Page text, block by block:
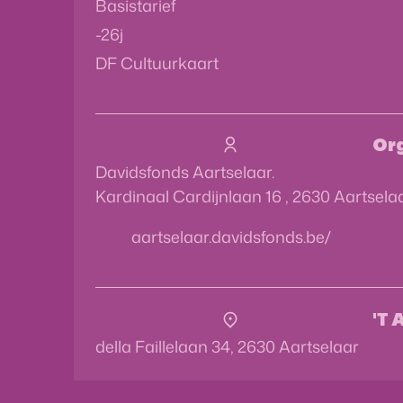
Basistarief
-26j
DF Cultuurkaart
Davidsfonds Aartselaar.
Kardinaal Cardijnlaan 16 , 2630
Websiteaartselaar.davidsfonds.be/
'T
della Faillelaan 34, 2630 Aartselaar